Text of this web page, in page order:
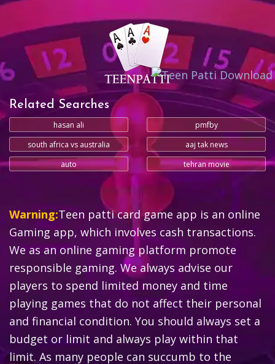
Related Searches
hasan ali
pmfby
south africa vs australia
aaj tak news
auto
tehran movie
Warning:Teen patti card game app is an online
Gaming app, which involves cash transactions.
We as an online gaming platform promote
responsible gaming. We always advise our
players to spend limited money and time
playing games that do not affect their personal
and financial condition. You should always set a
budget or limit and always play within that
limit. As many people can succumb to the